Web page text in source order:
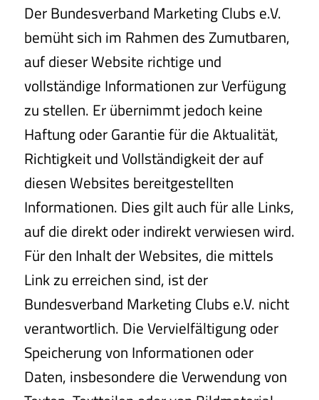
Der Bundesverband Marketing Clubs e.V.
bemüht sich im Rahmen des Zumutbaren,
auf dieser Website richtige und
vollständige Informationen zur Verfügung
zu stellen. Er übernimmt jedoch keine
Haftung oder Garantie für die Aktualität,
Richtigkeit und Vollständigkeit der auf
diesen Websites bereitgestellten
Informationen. Dies gilt auch für alle Links,
auf die direkt oder indirekt verwiesen wird.
Für den Inhalt der Websites, die mittels
Link zu erreichen sind, ist der
Bundesverband Marketing Clubs e.V. nicht
verantwortlich. Die Vervielfältigung oder
Speicherung von Informationen oder
Daten, insbesondere die Verwendung von